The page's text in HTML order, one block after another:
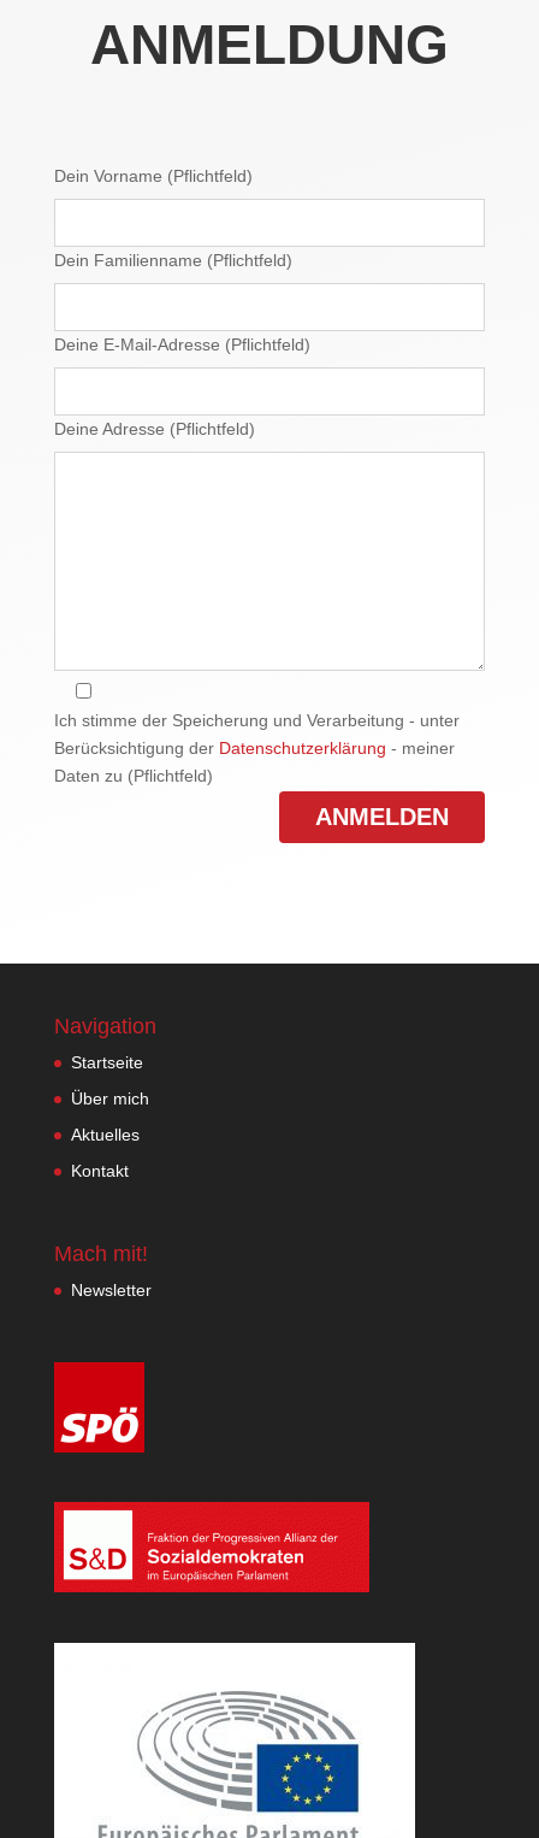
ANMELDUNG
Dein Vorname (Pflichtfeld)
Dein Familienname (Pflichtfeld)
Deine E-Mail-Adresse (Pflichtfeld)
Deine Adresse (Pflichtfeld)
Ich stimme der Speicherung und Verarbeitung - unter
Berücksichtigung der Datenschutzerklärung - meiner
Daten zu (Pflichtfeld)
Navigation
Startseite
Über mich
Aktuelles
Kontakt
Mach mit!
Newsletter